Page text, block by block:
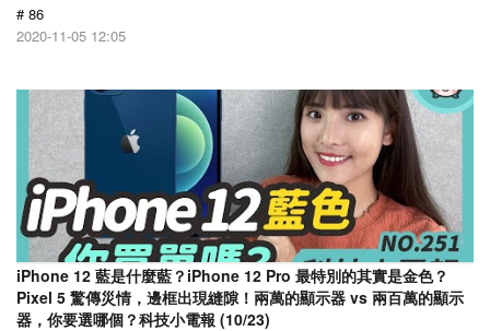
# 86
2020-11-05 12:05
iPhone 12 藍是什麼藍？iPhone 12 Pro 最特別的其實是金色？
Pixel 5 驚傳災情，邊框出現縫隙！兩萬的顯示器 vs 兩百萬的顯示
器，你要選哪個？科技小電報 (10/23)